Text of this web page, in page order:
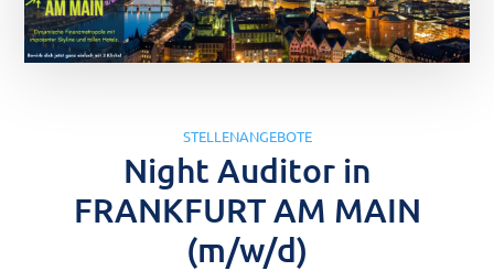
STELLENANGEBOTE
Night Auditor in
FRANKFURT AM MAIN
(m/w/d)